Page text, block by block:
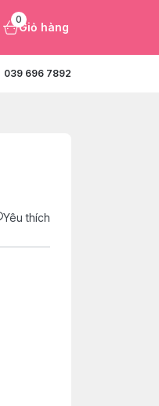
0
Giỏ hàng
039 696 7892
Yêu thích